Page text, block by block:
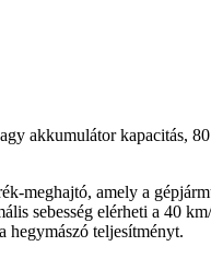
akkumulátor kapacitás,
meghajtó, amely a
sebesség elérheti a 40
hegymászó teljesítményt.